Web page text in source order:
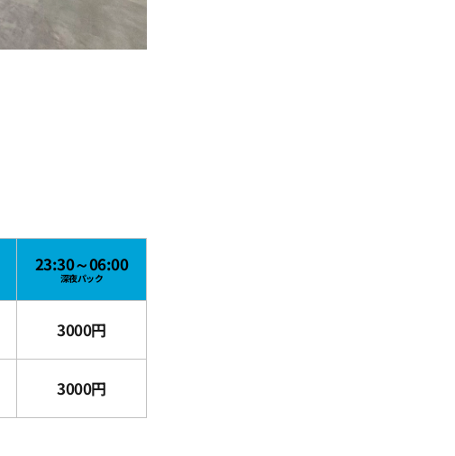
23:30～06:00
深夜パック
3000円
3000円